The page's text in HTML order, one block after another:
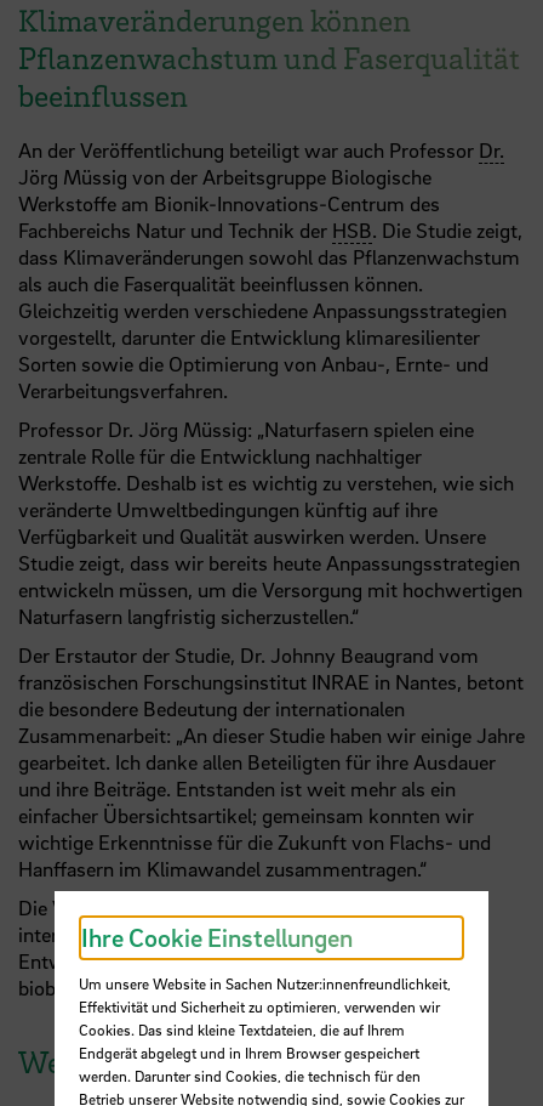
​Klimaveränderungen kön​nen
Pflanzenwachstum und Faserqualität
beeinflussen
An der Veröffentlichung beteiligt war auch Professor Dr.
Jörg Müssig von der Arbeitsgruppe Biologische
Werkstoffe am Bionik-Innovations-Centrum des
Fachbereichs Natur und Technik der HSB. Die Studie zeigt,
dass Klimaveränderungen sowohl das Pflanzenwachstum
als auch die Faserqualität beeinflussen können.
Gleichzeitig werden verschiedene Anpassungsstrategien
vorgestellt, darunter die Entwicklung klimaresilienter
Sorten sowie die Optimierung von Anbau-, Ernte- und
Verarbeitungsverfahren.
Professor Dr. Jörg Müssig: „Naturfasern spielen eine
zentrale Rolle für die Entwicklung nachhaltiger
Werkstoffe. Deshalb ist es wichtig zu verstehen, wie sich
veränderte Umweltbedingungen künftig auf ihre
Verfügbarkeit und Qualität auswirken werden. Unsere
Studie zeigt, dass wir bereits heute Anpassungsstrategien
entwickeln müssen, um die Versorgung mit hochwertigen
Naturfasern langfristig sicherzustellen.“
Der Erstautor der Studie, Dr. Johnny Beaugrand vom
französischen Forschungsinstitut INRAE in Nantes, betont
die besondere Bedeutung der internationalen
Zusammenarbeit: „An dieser Studie haben wir einige Jahre
gearbeitet. Ich danke allen Beteiligten für ihre Ausdauer
und ihre Beiträge. Entstanden ist weit mehr als ein
einfacher Übersichtsartikel; gemeinsam konnten wir
wichtige Erkenntnisse für die Zukunft von Flachs- und
Hanffasern im Klimawandel zusammentragen.“
Die Veröffentlichung unterstreicht die Bedeutung
internationaler Forschungskooperationen für die
Entwicklung nachhaltiger Werkstoffe und resilienter
biobasierter Wertschöpfungsketten.
Weitere Informationen
Ihre Cookie Einstellungen
Um unsere Website in Sachen Nutzer:innenfreundlichkeit,
Effektivität und Sicherheit zu optimieren, verwenden wir
Cookies. Das sind kleine Textdateien, die auf Ihrem
Endgerät abgelegt und in Ihrem Browser gespeichert
werden. Darunter sind Cookies, die technisch für den
Betrieb unserer Website notwendig sind, sowie Cookies zur